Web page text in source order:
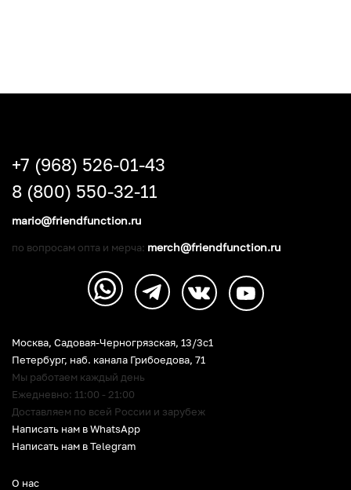
О нас
Москва, Садовая-Черногрязская, 13/3c1
Петербург, наб. канала Грибоедова, 71
Мы работаем каждый день
Ежедневно: 11:00 - 21:00
Доставляем по всей России и зарубеж
Написать нам в WhatsApp
Написать нам в Telegram
+7 (968) 526-01-43
8 (800) 550-32-11
mario@friendfunction.ru
по вопросам опта и мерча: merch@friendfunction.ru